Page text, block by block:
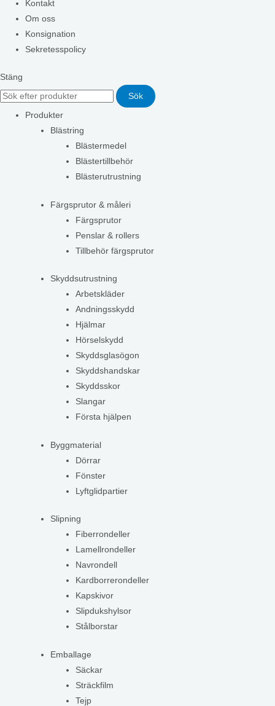
Kontakt
Om oss
Konsignation
Sekretesspolicy
Stäng
Sök
Produkter
Blästring
Blästermedel
Blästertillbehör
Blästerutrustning
Färgsprutor & måleri
Färgsprutor
Penslar & rollers
Tillbehör färgsprutor
Skyddsutrustning
Arbetskläder
Andningsskydd
Hjälmar
Hörselskydd
Skyddsglasögon
Skyddshandskar
Skyddsskor
Slangar
Första hjälpen
Byggmaterial
Dörrar
Fönster
Lyftglidpartier
Slipning
Fiberrondeller
Lamellrondeller
Navrondell
Kardborrerondeller
Kapskivor
Slipdukshylsor
Stålborstar
Emballage
Säckar
Sträckfilm
Tejp